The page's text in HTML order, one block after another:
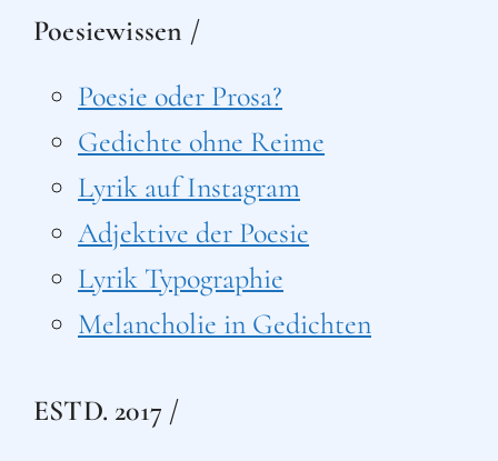
Poesiewissen /
Poesie oder Prosa?
Gedichte ohne Reime
Lyrik auf Instagram
Adjektive der Poesie
Lyrik Typographie
Melancholie in Gedichten
ESTD. 2017 /